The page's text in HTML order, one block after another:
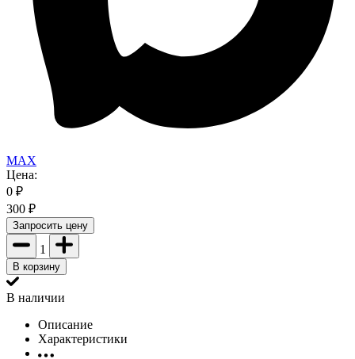
MAX
Цена:
0 ₽
300 ₽
Запросить цену
1
В корзину
В наличии
Описание
Характеристики